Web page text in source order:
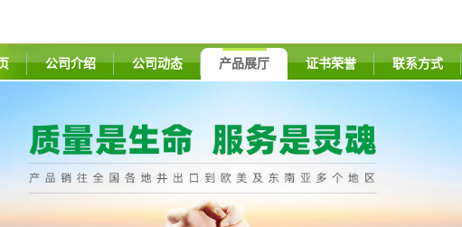
公司介绍 公司动态 产品展厅 证书荣誉 联系方式